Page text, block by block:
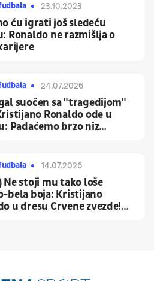
23.10.2023
ću igrati još sledeću
Ronaldo ne razmišlja o
24.07.2026
suočen sa "tragedijom"
Ronaldo ode u
Padaćemo brzo niz
14.07.2026
Ne stoji mu tako loše
bela boja: Kristijano
u dresu Crvene zvezde!